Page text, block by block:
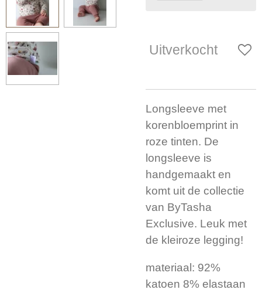
Uitverkocht
Longsleeve met
korenbloemprint in
roze tinten. De
longsleeve is
handgemaakt en
komt uit de collectie
van ByTasha
Exclusive. Leuk met
de kleiroze legging!
materiaal: 92%
katoen 8% elastaan